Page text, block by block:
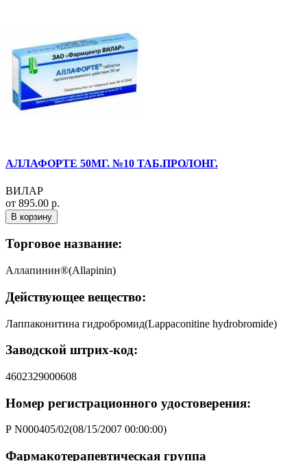
АЛЛАФОРТЕ 50МГ. №10 ТАБ.ПРОЛОНГ.
ВИЛАР
от 895.00 р.
В корзину
Торговое название:
Аллапинин®(Allapinin)
Действующее вещество:
Лаппаконитина гидробромид(Lappaconitine hydrobromide)
Заводской штрих-код:
4602329000608
Номер регистрационного удостоверения:
Р N000405/02(08/15/2007 00:00:00)
Фармакотерапевтическая группа